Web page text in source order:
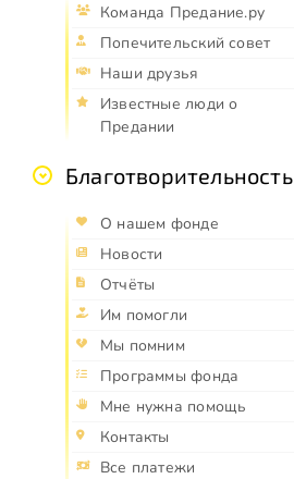
Команда Предание.ру
Попечительский совет
Наши друзья
Известные люди о
Предании
Благотворительность
О нашем фонде
Новости
Отчёты
Им помогли
Мы помним
Программы фонда
Мне нужна помощь
Контакты
Все платежи